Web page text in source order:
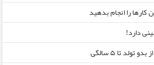
دارد!
تا ۵ سالگی